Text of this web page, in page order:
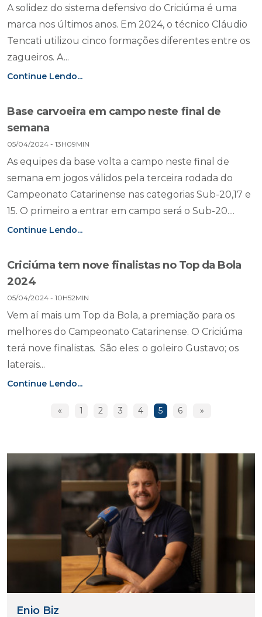
A solidez do sistema defensivo do Criciúma é uma
marca nos últimos anos. Em 2024, o técnico Cláudio
Tencati utilizou cinco formações diferentes entre os
zagueiros. A...
Continue Lendo...
Base carvoeira em campo neste final de
semana
05/04/2024 - 13H09MIN
As equipes da base volta a campo neste final de
semana em jogos válidos pela terceira rodada do
Campeonato Catarinense nas categorias Sub-20,17 e
15. O primeiro a entrar em campo será o Sub-20....
Continue Lendo...
Criciúma tem nove finalistas no Top da Bola
2024
05/04/2024 - 10H52MIN
Vem aí mais um Top da Bola, a premiação para os
melhores do Campeonato Catarinense. O Criciúma
terá nove finalistas. São eles: o goleiro Gustavo; os
laterais...
Continue Lendo...
« 1 2 3 4 5 6 »
Enio Biz